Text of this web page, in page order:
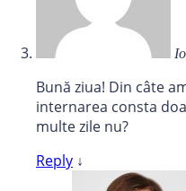
Bună ziua! Din câte
internarea consta
multe zile nu?
Reply ↓